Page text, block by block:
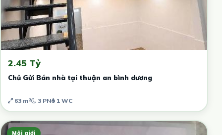
2.45 Tỷ
Chủ Gửi Bán nhà tại thuận an bình dương
63 m² 3 PN 1 WC
Môi giới